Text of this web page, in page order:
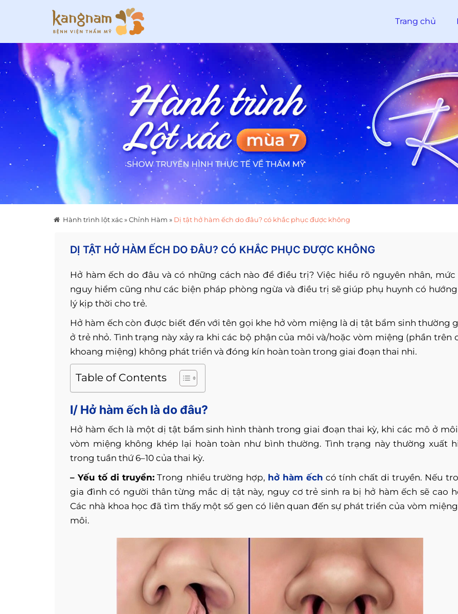
Trang chủ
Hành trình lột xác»Chỉnh Hàm » Dị tật hở hàm ếch do đâu? có khắc phục được không
DỊ TẬT HỞ HÀM ẾCH DO ĐÂU? CÓ KHẮC PHỤC ĐƯỢC KHÔNG
Hở hàm ếch do đâu và có những cách nào để điều trị? Việc hiểu rõ nguyên nhân, mức
nguy hiểm cũng như các biện pháp phòng ngừa và điều trị sẽ giúp phụ huynh có
lý kịp thời cho trẻ.
Hở hàm ếch còn được biết đến với tên gọi khe hở vòm miệng là dị tật bẩm sinh thường
ở trẻ nhỏ. Tình trạng này xảy ra khi các bộ phận của môi và/hoặc vòm miệng (phần trên
khoang miệng) không phát triển và đóng kín hoàn toàn trong giai đoạn thai nhi.
Table of Contents
I/ Hở hàm ếch là do đâu?
Hở hàm ếch là một dị tật bẩm sinh hình thành trong giai đoạn thai kỳ, khi các mô ở
vòm miệng không khép lại hoàn toàn như bình thường. Tình trạng này thường xuất
trong tuần thứ 6–10 của thai kỳ.
– Yếu tố di truyền: Trong nhiều trường hợp, hở hàm ếch có tính chất di truyền. Nếu
gia đình có người thân từng mắc dị tật này, nguy cơ trẻ sinh ra bị hở hàm ếch sẽ cao
Các nhà khoa học đã tìm thấy một số gen có liên quan đến sự phát triển của vòm
môi.